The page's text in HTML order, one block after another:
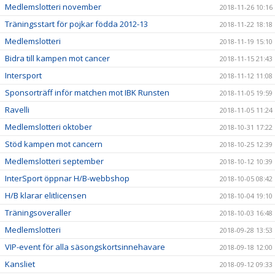
Medlemslotteri november 2018-11-26 10:16
Träningsstart för pojkar födda 2012-13 2018-11-22 18:18
Medlemslotteri 2018-11-19 15:10
Bidra till kampen mot cancer 2018-11-15 21:43
Intersport 2018-11-12 11:08
Sponsorträff inför matchen mot IBK Runsten 2018-11-05 19:59
Ravelli 2018-11-05 11:24
Medlemslotteri oktober 2018-10-31 17:22
Stöd kampen mot cancern 2018-10-25 12:39
Medlemslotteri september 2018-10-12 10:39
InterSport öppnar H/B-webbshop 2018-10-05 08:42
H/B klarar elitlicensen 2018-10-04 19:10
Träningsoveraller 2018-10-03 16:48
Medlemslotteri 2018-09-28 13:53
VIP-event för alla säsongskortsinnehavare 2018-09-18 12:00
Kansliet 2018-09-12 09:33